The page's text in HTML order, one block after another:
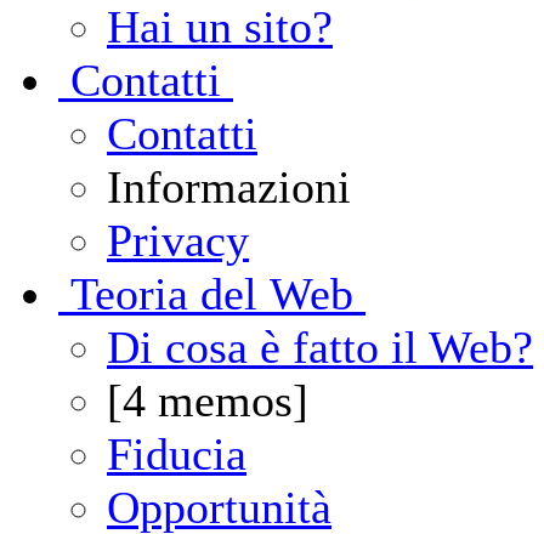
Hai un sito?
Contatti
Contatti
Informazioni
Privacy
Teoria del Web
Di cosa è fatto il Web?
[4 memos]
Fiducia
Opportunità